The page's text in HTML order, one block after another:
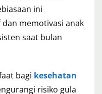
ini
memotivasi anak
saat bulan
bagi kesehatan
risiko gula